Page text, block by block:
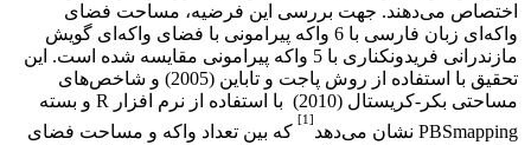
اختصاص می‌دهند. جهت بررسی این فرضیه، مساحت فضای
واکه‌ای زبان فارسی با 6 واکه پیرامونی با فضای واکه‌ای گویش
مازندرانی فریدونکناری با 5 واکه پیرامونی مقایسه شده است. این
تحقیق با استفاده از روش پاجت و تاباین (2005) و شاخص‌های
مساحتی بکر-کریستال (2010) با استفاده از نرم افزار R و بسته
PBSmapping نشان می‌دهد
[1]
که بین تعداد واکه و مساحت فضای‌